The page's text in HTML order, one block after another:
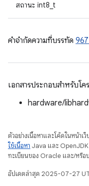
สถานะ int8_t
คําจํากัดความที่บรรทัด 967
เอกสารประกอบสำหรับโ
hardware/
ตัวอย่างเนื้อหาและโค้ดในหน้า
ใช้เนื้อหา Java และ OpenJDK
ทะเบียนของ Oracle และ/หรือ
อัปเดตล่าสุด 2025-07-27